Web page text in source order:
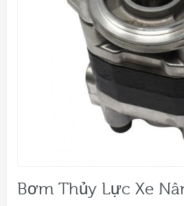
Bơm Thủy Lực Xe